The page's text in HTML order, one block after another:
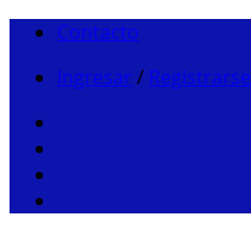
Contacto
Ingresar / Registrarse